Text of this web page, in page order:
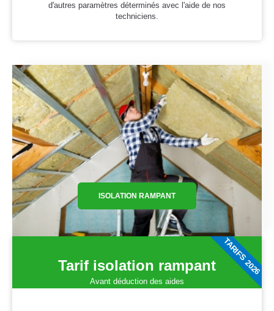
d'autres paramètres déterminés avec l'aide de nos
techniciens.
ISOLATION RAMPANT
Tarif isolation rampant
Avant déduction des aides
TARIFS 2026